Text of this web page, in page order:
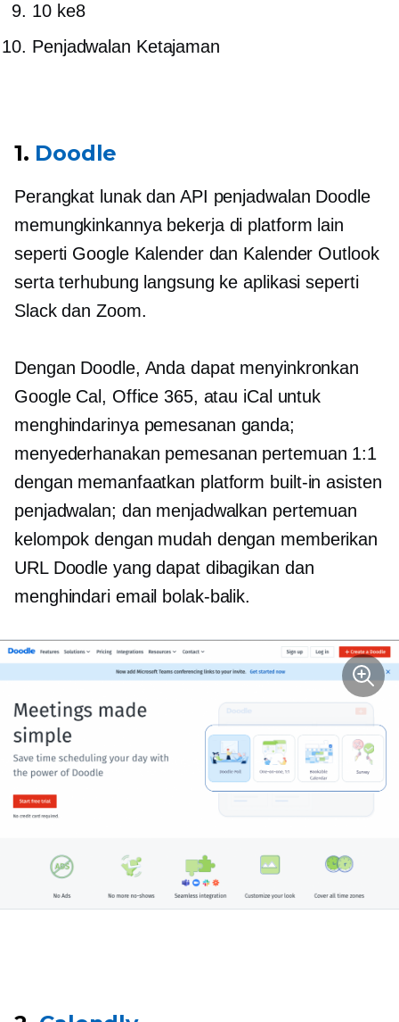
10 ke8
Penjadwalan Ketajaman
1. Doodle
Perangkat lunak dan API penjadwalan Doodle
memungkinkannya bekerja di platform lain
seperti Google Kalender dan Kalender Outlook
serta terhubung langsung ke aplikasi seperti
Slack dan Zoom.
Dengan Doodle, Anda dapat menyinkronkan
Google Cal, Office 365, atau iCal untuk
menghindarinya pemesanan ganda;
menyederhanakan pemesanan pertemuan 1:1
dengan memanfaatkan platform built-in asisten
penjadwalan; dan menjadwalkan pertemuan
kelompok dengan mudah dengan memberikan
URL Doodle yang dapat dibagikan dan
menghindari email bolak-balik.